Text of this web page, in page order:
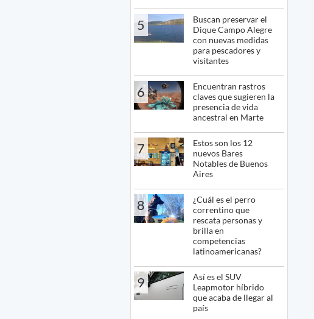
5
Buscan preservar el
Dique Campo Alegre
con nuevas medidas
para pescadores y
visitantes
6
Encuentran rastros
claves que sugieren la
presencia de vida
ancestral en Marte
7
Estos son los 12
nuevos Bares
Notables de Buenos
Aires
8
¿Cuál es el perro
correntino que
rescata personas y
brilla en
competencias
latinoamericanas?
9
Así es el SUV
Leapmotor híbrido
que acaba de llegar al
país